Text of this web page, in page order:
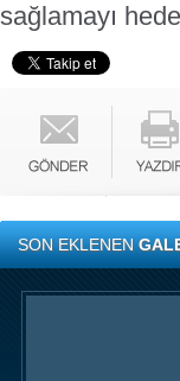
sağlamayı
SON EKLENEN